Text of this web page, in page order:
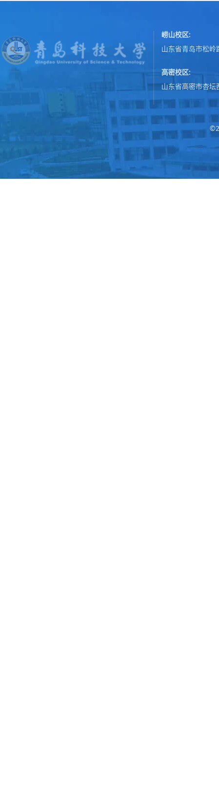
崂山校区:
山东省青岛市松岭
高密校区:
山东省高密市杏坛